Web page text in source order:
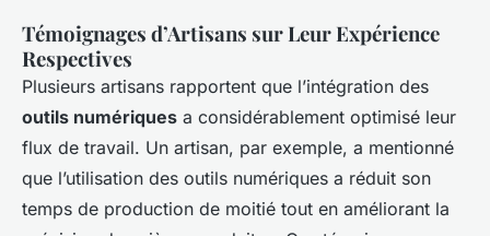
Témoignages d’Artisans sur Leur Expérience
Respectives
Plusieurs artisans rapportent que l’intégration des
outils numériques a considérablement optimisé leur
flux de travail. Un artisan, par exemple, a mentionné
que l’utilisation des outils numériques a réduit son
temps de production de moitié tout en améliorant la